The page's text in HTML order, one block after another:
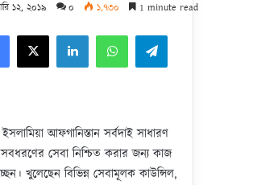
১২, ২০১৯ ০ ১,৭৩০ 1 minute read
আফগানিস্তান সর্বদাই সাধারণ
সেবা নিশ্চিত করার জন্য কাজ
খুলেছেন বিভিন্ন সেবামূলক কাউন্সিল,